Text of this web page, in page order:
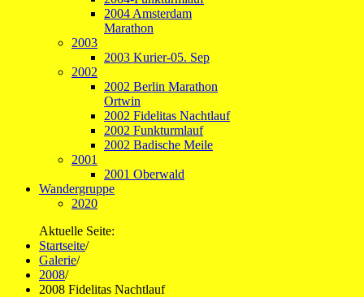
2004 Amsterdam
Marathon
2003
2003 Kurier-05. Sep
2002
2002 Berlin Marathon
Ortwin
2002 Fidelitas Nachtlauf
2002 Funkturmlauf
2002 Badische Meile
2001
2001 Oberwald
Wandergruppe
2020
Aktuelle Seite:
Startseite/
Galerie/
2008/
2008 Fidelitas Nachtlauf